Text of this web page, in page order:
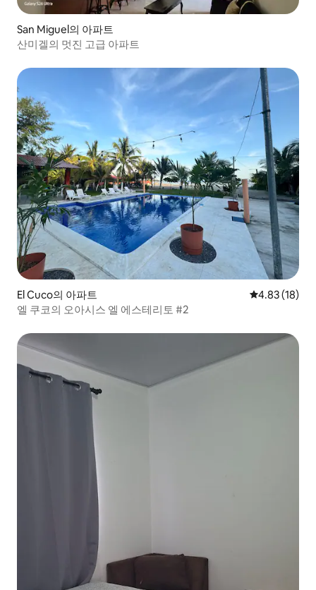
San Miguel의 아파트
산미겔의 멋진 고급 아파트
El Cuco의 아파트 평점 4.83점
4.83 (18)
엘 쿠코의 오아시스 엘 에스테리토 #2